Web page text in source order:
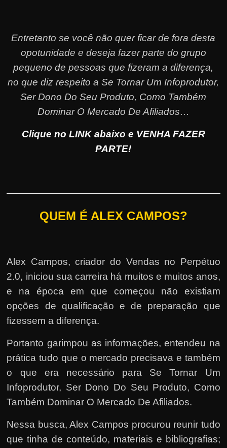
Entretanto se você não quer ficar de fora desta
opotunidade e deseja fazer parte do grupo
pequeno de pessoas que fizeram a diferença,
no que diz respeito a Se Tornar Um Infoprodutor,
Ser Dono Do Seu Produto, Como Também
Dominar O Mercado De Afiliados…
Clique no LINK abaixo e VENHA FAZER
PARTE!
QUEM É ALEX CAMPOS?
Alex Campos, criador do Vendas no Perpétuo
2.0, iniciou sua carreira há muitos e muitos anos,
e na época em que começou não existiam
opções de qualificação e de preparação que
fizessem a diferença.
Portanto garimpou as informações, entendeu na
prática tudo que o mercado precisava e também
o que era necessário para Se Tornar Um
Infoprodutor, Ser Dono Do Seu Produto, Como
Também Dominar O Mercado De Afiliados.
Nessa busca, Alex Campos procurou reunir tudo
que tinha de conteúdo, materiais e bibliografias;